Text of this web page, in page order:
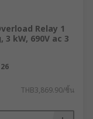
Relay 1
3 kW, 690V ac 3
THB3,869.90/ชิ้น